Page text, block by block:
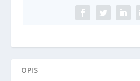
OPIS